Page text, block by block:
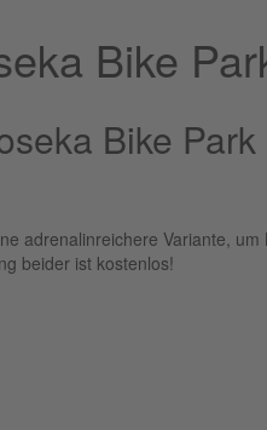
Bike
Bike Park
adrenalinreichere Variante,
beider ist kostenlos!